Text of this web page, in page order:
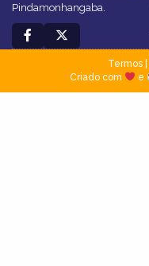
Pindamonhangaba.
Termos|
Criado com
e